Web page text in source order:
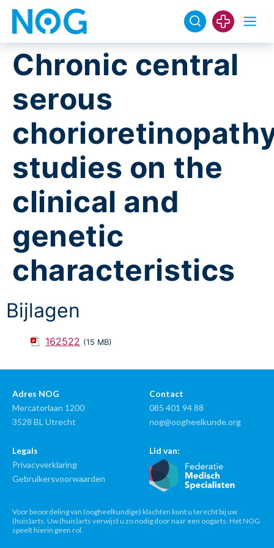
Chronic central
serous
studies on the
clinical and
genetic
characteristics
Bijlagen
162522 (15 MB)
Adres NOG
Mercatorlaan 1200
3528 BL Utrecht
Contact
085 401 94 88
nog@oogheelkunde.org
Legals
Privacyverklaring
Gebruikersvoorwaarden
Lid van:
Voor beoordeling van (oogheelkundige) klachten kunt u terecht bij uw
(huis)arts. Uw (huis)arts verwijst u zo nodig door naar een oogarts. Het NOG
speelt hierin geen rol.